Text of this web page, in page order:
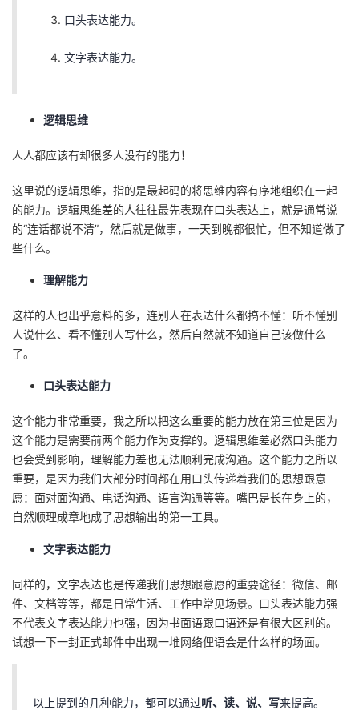
动
关
注
的
开
学
堂
我
的
课
我
的
我
验
收
藏
我
的
我
持
的
技
术
我
的
云
议
口头表达能力。
文字表达能力。
逻辑思维
人人都应该有却很多人没有的能力！
这里说的逻辑思维，指的是最起码的将思维内容有序地组织在一起
的能力。逻辑思维差的人往往最先表现在口头表达上，就是通常说
的“连话都说不清”，然后就是做事，一天到晚都很忙，但不知道做了
些什么。
理解能力
这样的人也出乎意料的多，连别人在表达什么都搞不懂：听不懂别
人说什么、看不懂别人写什么，然后自然就不知道自己该做什么
了。
口头表达能力
这个能力非常重要，我之所以把这么重要的能力放在第三位是因为
这个能力是需要前两个能力作为支撑的。逻辑思维差必然口头能力
也会受到影响，理解能力差也无法顺利完成沟通。这个能力之所以
重要，是因为我们大部分时间都在用口头传递着我们的思想跟意
愿：面对面沟通、电话沟通、语言沟通等等。嘴巴是长在身上的，
自然顺理成章地成了思想输出的第一工具。
文字表达能力
同样的，文字表达也是传递我们思想跟意愿的重要途径：微信、邮
件、文档等等，都是日常生活、工作中常见场景。口头表达能力强
不代表文字表达能力也强，因为书面语跟口语还是有很大区别的。
试想一下一封正式邮件中出现一堆网络俚语会是什么样的场面。
以上提到的几种能力，都可以通过听、读、说、写来提高。